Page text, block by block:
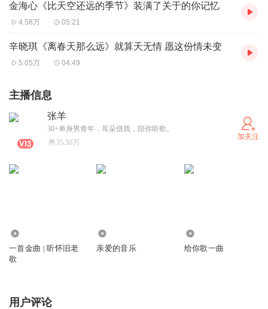
金海心《比天空还远的季节》装满了关于的你记忆
4.58万 05:21
辛晓琪《离春天那么远》就算天无情 愿这份情未变
5.05万 04:49
主播信息
张羊
30+单身男青年，耳朵借我，陪你听歌。
35.50万
加关注
一首金曲 | 听怀旧老
歌
亲爱的音乐 给你歌一曲
用户评论